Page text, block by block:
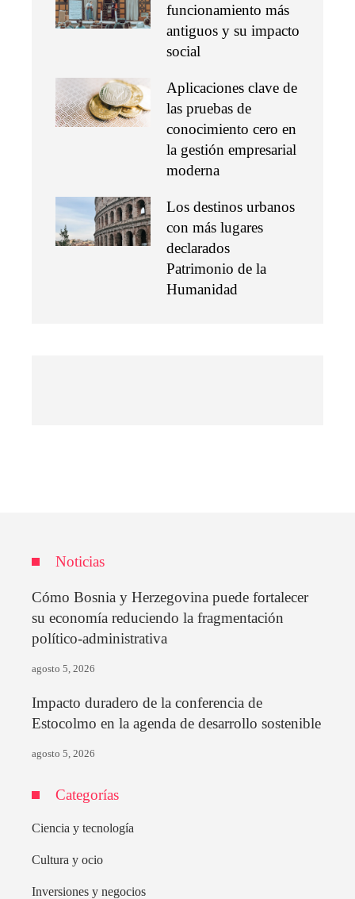
funcionamiento más
antiguos y su impacto
social
Aplicaciones clave de
las pruebas de
conocimiento cero en
la gestión empresarial
moderna
Los destinos urbanos
con más lugares
declarados
Patrimonio de la
Humanidad
Noticias
Cómo Bosnia y Herzegovina puede fortalecer
su economía reduciendo la fragmentación
político-administrativa
agosto 5, 2026
Impacto duradero de la conferencia de
Estocolmo en la agenda de desarrollo sostenible
agosto 5, 2026
Categorías
Ciencia y tecnología
Cultura y ocio
Inversiones y negocios